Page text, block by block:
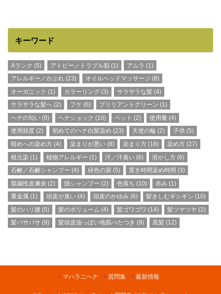
キーワード
Aランク (5) アトピー／トラブル肌(1) アムラ (1)
アレルギー／かぶれ (23) オイルヘッドマッサージ (8)
オーガニック (1) カラーリング(3) サラサラな髪(4)
サラサラな髪へ (2) フケ (6) ブリリアントグリーン (1)
ヘナの匂い (9) ヘナショック (10) ペット (2) 使用量 (4)
使用頻度 (2) 初めてのヘナ白髪染め (23) 天使の輪 (2) 子供 (5)
暗めへの染め方 (4) 染まりが悪い(8) 染まり方(18) 染め方 (27)
根元染 (1) 植物アレルギー (1) 汗／汗臭い(6) 溶かし方 (6)
石鹸／石鹸シャンプー (4) 緑色の尿 (5) 置き時間染め時間 (3)
脂漏性皮膚炎 (2) 脱シャンプー (2) 色落ち (10) 赤み (1)
重金属 (1) 頭皮が臭い(4) 頭皮のかゆみ (6) 髪きしむギシギシ (10)
髪のハリ腰 (5) 髪のボリューム (4) 髪ゴワゴワ (14) 髪ツヤツヤ (2)
髪バサバサ (9) 髪頭皮油っぽい地肌べたつき (9) 黒髪(12)
マハラニヘナ 質問集 最新情報